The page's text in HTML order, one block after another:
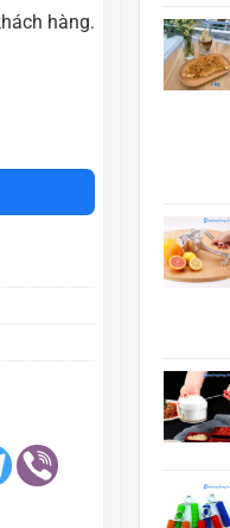
hàng.
số lượng